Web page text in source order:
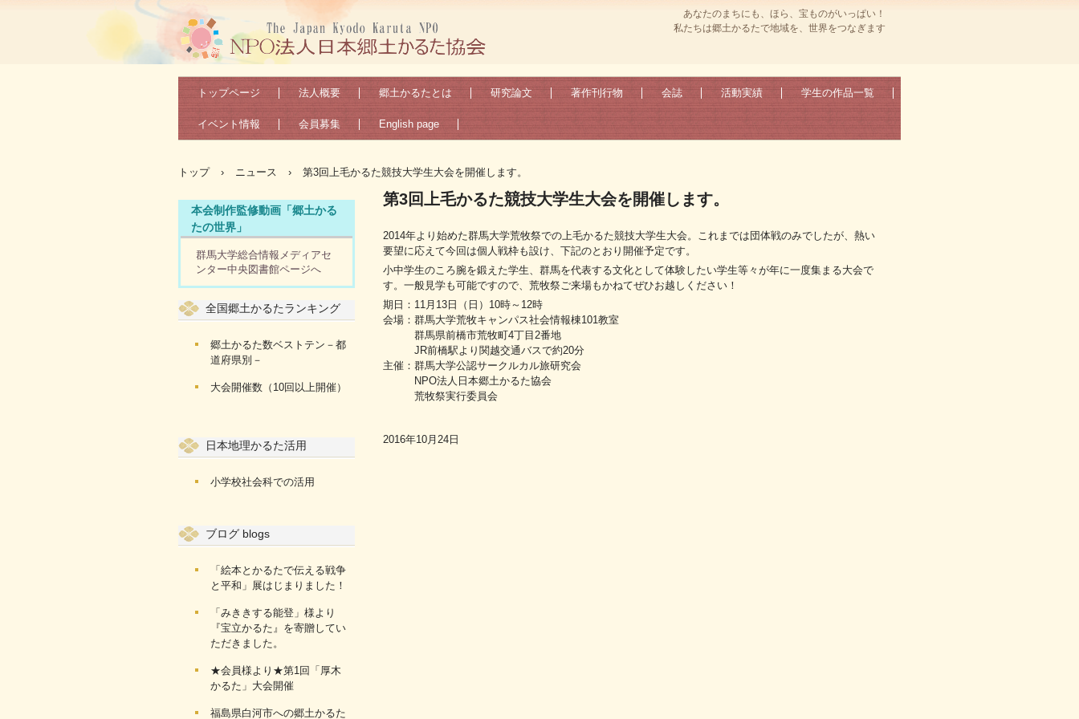
あなたのまちにも、ほら、宝ものがいっぱい！
私たちは郷土かるたで地域を、世界をつなぎます
トップページ 法人概要 郷土かるたとは 研究論文 著作刊行物 会誌 活動実績 学生の作品一覧
イベント情報 会員募集 English page
トップ › ニュース › 第3回上毛かるた競技大学生大会を開催します。
第3回上毛かるた競技大学生大会を開催します。
2014年より始めた群馬大学荒牧祭での上毛かるた競技大学生大会。これまでは団体戦のみでしたが、熱い
要望に応えて今回は個人戦枠も設け、下記のとおり開催予定です。
小中学生のころ腕を鍛えた学生、群馬を代表する文化として体験したい学生等々が年に一度集まる大会で
す。一般見学も可能ですので、荒牧祭ご来場もかねてぜひお越しください！
期日：11月13日（日）10時～12時
会場：群馬大学荒牧キャンパス社会情報棟101教室
群馬県前橋市荒牧町4丁目2番地
JR前橋駅より関越交通バスで約20分
主催：群馬大学公認サークルカル旅研究会
NPO法人日本郷土かるた協会
荒牧祭実行委員会
2016年10月24日
本会制作監修動画「郷土かる
たの世界」
群馬大学総合情報メディアセ
ンター中央図書館ページへ
全国郷土かるたランキング
郷土かるた数ベストテン－都
道府県別－
大会開催数（10回以上開催）
日本地理かるた活用
小学校社会科での活用
ブログ blogs
「絵本とかるたで伝える戦争
と平和」展はじまりました！
「みききする能登」様より
『宝立かるた』を寄贈してい
ただきました。
★会員様より★第1回「厚木
かるた」大会開催
福島県白河市への郷土かるた